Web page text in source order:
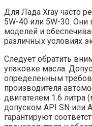
Для Лада Xray часто
5W-40 или 5W-30. Они
моделей и
различных условиях
Следует обратить
упаковке масла.
определенным
производителя
двигателем 1.6 литра
допуском API SN или
гарантируют